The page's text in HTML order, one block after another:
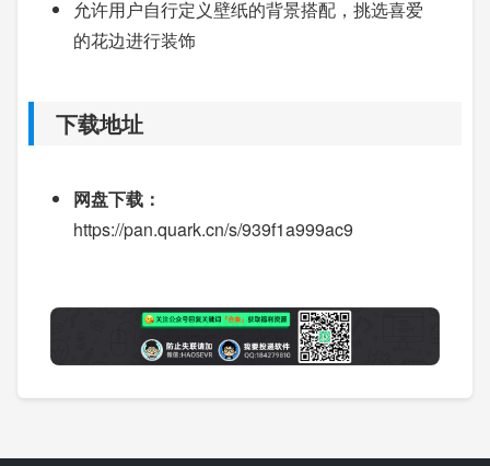
允许用户自行定义壁纸的背景搭配，挑选喜爱
的花边进行装饰
下载地址
网盘下载：
https://pan.quark.cn/s/939f1a999ac9